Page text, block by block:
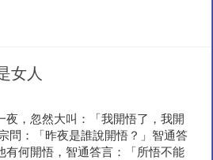
女人
夜，忽然大叫：「我開悟了，我開
問：「昨夜是誰說開悟？」智通答
有何開悟，智通答言：「所悟不能